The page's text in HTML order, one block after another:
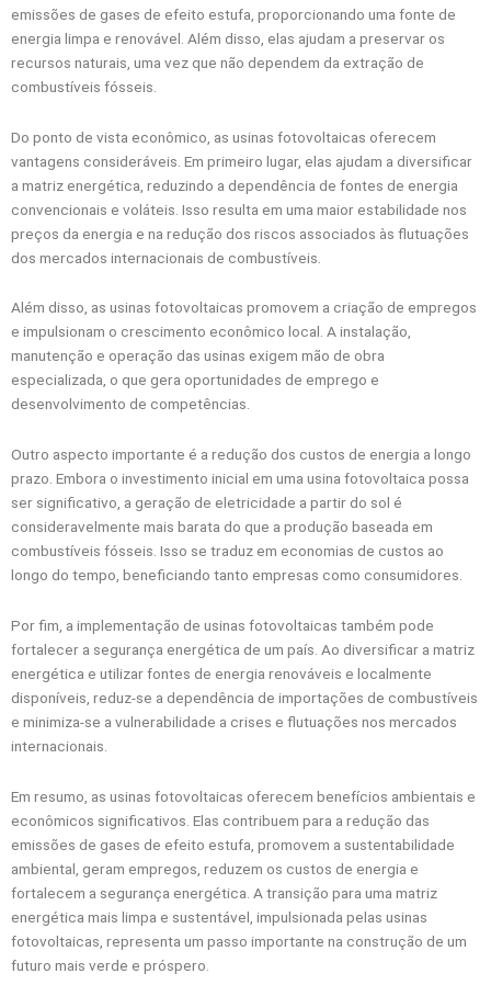
emissões de gases de efeito estufa, proporcionando uma fonte de
energia limpa e renovável. Além disso, elas ajudam a preservar os
recursos naturais, uma vez que não dependem da extração de
combustíveis fósseis.
Do ponto de vista econômico, as usinas fotovoltaicas oferecem
vantagens consideráveis. Em primeiro lugar, elas ajudam a diversificar
a matriz energética, reduzindo a dependência de fontes de energia
convencionais e voláteis. Isso resulta em uma maior estabilidade nos
preços da energia e na redução dos riscos associados às flutuações
dos mercados internacionais de combustíveis.
Além disso, as usinas fotovoltaicas promovem a criação de empregos
e impulsionam o crescimento econômico local. A instalação,
manutenção e operação das usinas exigem mão de obra
especializada, o que gera oportunidades de emprego e
desenvolvimento de competências.
Outro aspecto importante é a redução dos custos de energia a longo
prazo. Embora o investimento inicial em uma usina fotovoltaica possa
ser significativo, a geração de eletricidade a partir do sol é
consideravelmente mais barata do que a produção baseada em
combustíveis fósseis. Isso se traduz em economias de custos ao
longo do tempo, beneficiando tanto empresas como consumidores.
Por fim, a implementação de usinas fotovoltaicas também pode
fortalecer a segurança energética de um país. Ao diversificar a matriz
energética e utilizar fontes de energia renováveis e localmente
disponíveis, reduz-se a dependência de importações de combustíveis
e minimiza-se a vulnerabilidade a crises e flutuações nos mercados
internacionais.
Em resumo, as usinas fotovoltaicas oferecem benefícios ambientais e
econômicos significativos. Elas contribuem para a redução das
emissões de gases de efeito estufa, promovem a sustentabilidade
ambiental, geram empregos, reduzem os custos de energia e
fortalecem a segurança energética. A transição para uma matriz
energética mais limpa e sustentável, impulsionada pelas usinas
fotovoltaicas, representa um passo importante na construção de um
futuro mais verde e próspero.